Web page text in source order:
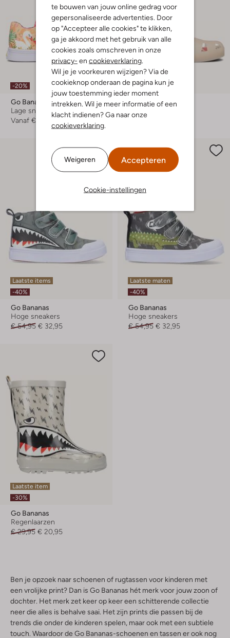
te bouwen van jouw online gedrag voor
gepersonaliseerde advertenties. Door
op "Accepteer alle cookies" te klikken,
ga je akkoord met het gebruik van alle
cookies zoals omschreven in onze
privacy- en cookieverklaring
Wil je je voorkeuren wijzigen? Via de
cookieknop onderaan de pagina kun je
jouw toestemming ieder moment
intrekken. Wil je meer informatie of een
klacht indienen? Ga naar onze
cookieverklaring
Weigeren Accepteren
Cookie-instellingen
-20%
Go Bananas
Lage sneakers
Vanaf € 31,99
Laatste items
-50%
Go Bananas
€ 19,95
Laatste items
-40%
Go Bananas
Hoge sneakers
€ 54,95 € 32,95
Laatste maten
-40%
Go Bananas
Hoge sneakers
€ 54,95 € 32,95
Laatste item
-30%
Go Bananas
Regenlaarzen
€ 29,95 € 20,95
Ben je opzoek naar schoenen of rugtassen voor kinderen met
een vrolijke print? Dan is Go Bananas hét merk voor jouw zoon of
dochter. Het merk zet keer op keer een schitterende collectie
neer die alles is behalve saai. Het zijn prints die passen bij de
trends die onder de kinderen spelen, maar ook met een subtiele
touch. Waardoor de Go Bananas-schoenen en tassen er ook nog